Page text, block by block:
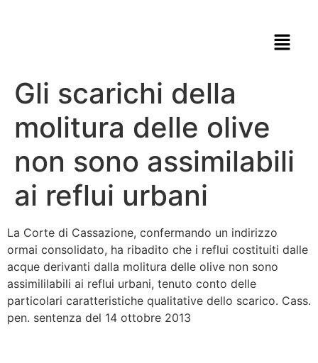
Gli scarichi della
molitura delle olive
non sono assimilabili
ai reflui urbani
La Corte di Cassazione, confermando un indirizzo
ormai consolidato, ha ribadito che i reflui costituiti dalle
acque derivanti dalla molitura delle olive non sono
assimililabili ai reflui urbani, tenuto conto delle
particolari caratteristiche qualitative dello scarico. Cass.
pen. sentenza del 14 ottobre 2013